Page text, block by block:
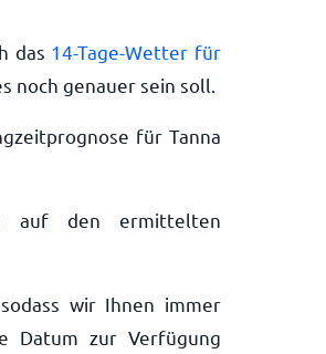
das 14-Tage-Wetter für
noch genauer sein soll.
für Tanna
auf den ermittelten
wir Ihnen immer
Datum zur Verfügung